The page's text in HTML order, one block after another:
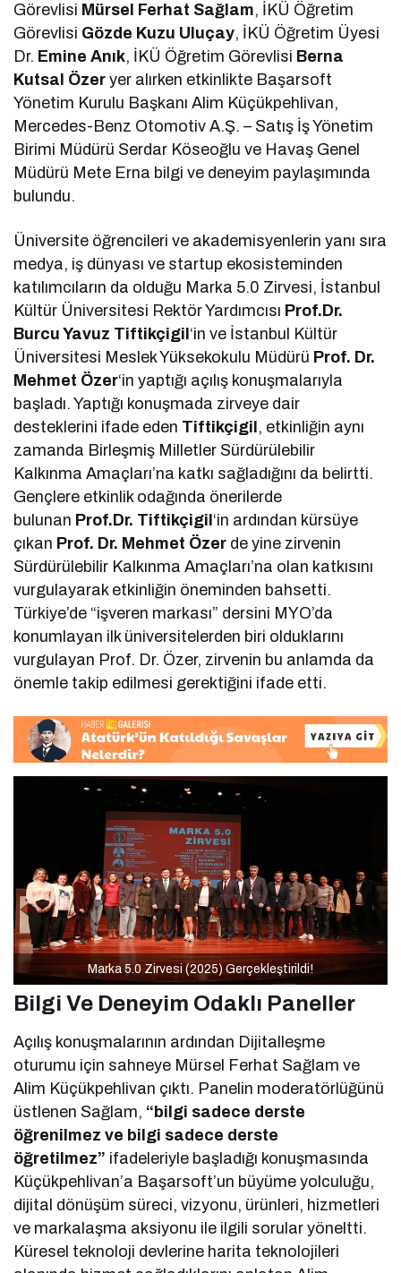
Görevlisi Mürsel Ferhat Sağlam, İKÜ Öğretim
Görevlisi Gözde Kuzu Uluçay, İKÜ Öğretim Üyesi
Dr. Emine Anık, İKÜ Öğretim Görevlisi Berna
Kutsal Özer yer alırken etkinlikte Başarsoft
Yönetim Kurulu Başkanı Alim Küçükpehlivan,
Mercedes-Benz Otomotiv A.Ş. – Satış İş Yönetim
Birimi Müdürü Serdar Köseoğlu ve Havaş Genel
Müdürü Mete Erna bilgi ve deneyim paylaşımında
bulundu.
Üniversite öğrencileri ve akademisyenlerin yanı sıra
medya, iş dünyası ve startup ekosisteminden
katılımcıların da olduğu Marka 5.0 Zirvesi, İstanbul
Kültür Üniversitesi Rektör Yardımcısı Prof.Dr.
Burcu Yavuz Tiftikçigil ‘in ve İstanbul Kültür
Üniversitesi Meslek Yüksekokulu Müdürü Prof. Dr.
Mehmet Özer‘in yaptığı açılış konuşmalarıyla
başladı. Yaptığı konuşmada zirveye dair
desteklerini ifade eden Tiftikçigil , etkinliğin aynı
zamanda Birleşmiş Milletler Sürdürülebilir
Kalkınma Amaçları’na katkı sağladığını da belirtti.
Gençlere etkinlik odağında önerilerde
bulunan Prof.Dr. Tiftikçigil ‘in ardından kürsüye
çıkan Prof. Dr. Mehmet Özer de yine zirvenin
Sürdürülebilir Kalkınma Amaçları’na olan katkısını
vurgulayarak etkinliğin öneminden bahsetti.
Türkiye’de “işveren markası” dersini MYO’da
konumlayan ilk üniversitelerden biri olduklarını
vurgulayan Prof. Dr. Özer, zirvenin bu anlamda da
önemle takip edilmesi gerektiğini ifade etti.
Marka 5.0 Zirvesi (2025) Gerçekleştirildi!
Bilgi Ve Deneyim Odaklı Paneller
Açılış konuşmalarının ardından Dijitalleşme
oturumu için sahneye Mürsel Ferhat Sağlam ve
Alim Küçükpehlivan çıktı. Panelin moderatörlüğünü
üstlenen Sağlam, “bilgi sadece derste
öğrenilmez ve bilgi sadece derste
öğretilmez” ifadeleriyle başladığı konuşmasında
Küçükpehlivan’a Başarsoft’un büyüme yolculuğu,
dijital dönüşüm süreci, vizyonu, ürünleri, hizmetleri
ve markalaşma aksiyonu ile ilgili sorular yöneltti.
Küresel teknoloji devlerine harita teknolojileri